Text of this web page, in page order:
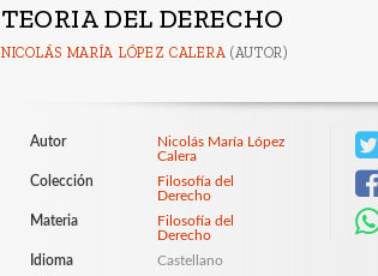
TEORIA DEL DERECHO
NICOLÁS MARÍA LÓPEZ CALERA (AUTOR)
Autor
Nicolás María López
Calera
Colección
Filosofía del
Derecho
Materia
Filosofía del
Derecho
Idioma
Castellano